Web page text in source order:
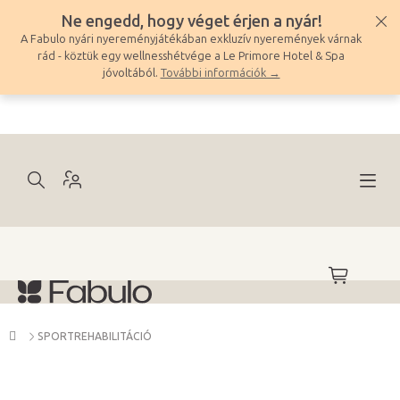
tartalomhoz
Ne engedd, hogy véget érjen a nyár!
A Fabulo nyári nyereményjátékában exkluzív nyeremények várnak
rád - köztük egy wellnesshétvége a Le Primore Hotel & Spa
jóvoltából. További információk →
KOSÁR
Kezdőlap
SPORTREHABILITÁCIÓ